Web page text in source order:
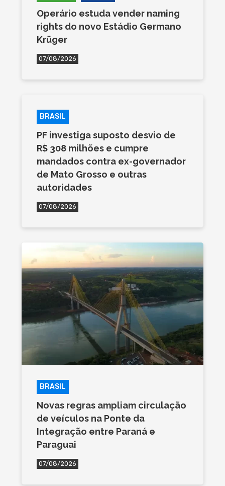
Operário estuda vender naming
rights do novo Estádio Germano
Krüger
07/08/2026
BRASIL
PF investiga suposto desvio de
R$ 308 milhões e cumpre
mandados contra ex-governador
de Mato Grosso e outras
autoridades
07/08/2026
BRASIL
Novas regras ampliam circulação
de veículos na Ponte da
Integração entre Paraná e
Paraguai
07/08/2026